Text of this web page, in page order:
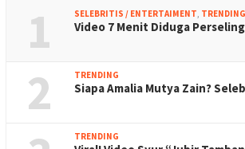
1 SELEBRITIS / ENTERTAIMENT, TRENDING
Video 7 Menit Diduga
2 TRENDING
Siapa Amalia Mutya Zain?
TRENDING